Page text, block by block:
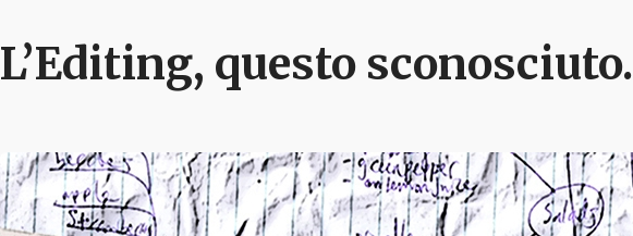
L’Editing, questo sconosciuto.